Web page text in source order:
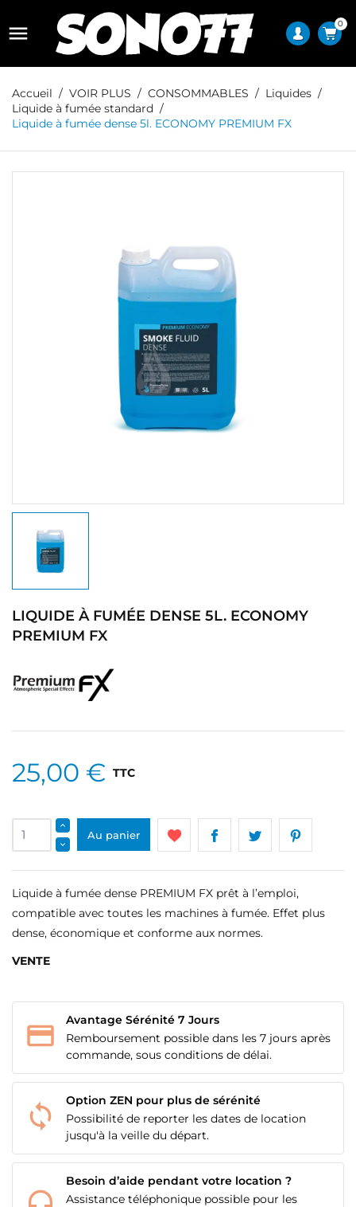
 0
Accueil VOIR PLUS CONSOMMABLES
Liquides
Liquide à fumée standard
Liquide à fumée dense 5l. ECONOMY PREMIUM FX
LIQUIDE À FUMÉE DENSE 5L. ECONOMY
PREMIUM FX
25,00 € TTC
Au panier
Liquide à fumée dense PREMIUM FX prêt à l’emploi,
compatible avec toutes les machines à fumée. Effet plus
dense, économique et conforme aux normes.
VENTE
Avantage Sérénité 7 Jours
Remboursement possible dans les 7 jours après
commande, sous conditions de délai.
Option ZEN pour plus de sérénité
Possibilité de reporter les dates de location
jusqu'à la veille du départ.
Besoin d’aide pendant votre location ?
Assistance téléphonique possible pour les